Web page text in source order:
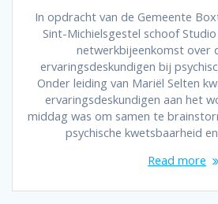
In opdracht van de Gemeente
Sint-Michielsgestel schoof
netwerkbijeenkomst over
ervaringsdeskundigen bij
Onder leiding van Mariël Selten
ervaringsdeskundigen aan het
middag was om samen te
psychische kwetsbaarheid
Read more